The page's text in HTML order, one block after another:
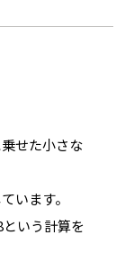
せた小さな
います。
いう計算を